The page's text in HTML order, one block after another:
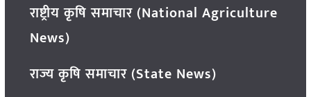
राष्ट्रीय कृषि समाचार (National Agriculture
News)
राज्य कृषि समाचार (State News)